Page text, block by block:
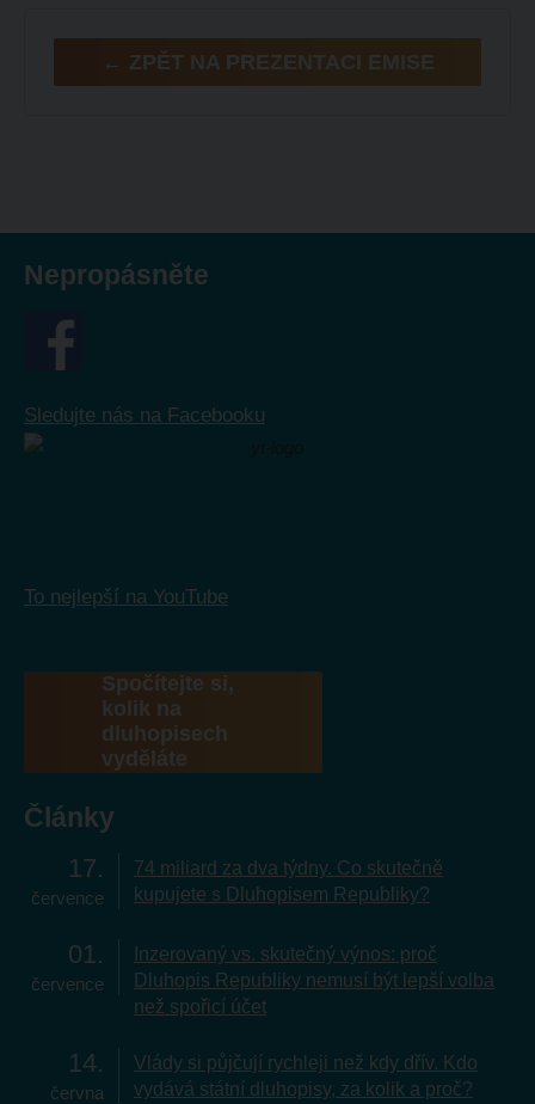
← ZPĚT NA PREZENTACI EMISE
Nepropásněte
Sledujte nás na Facebooku
To nejlepší na YouTube
Spočítejte si,
kolik na
dluhopisech
vyděláte
Články
17
července
74 miliard za dva týdny. Co skutečně
kupujete s Dluhopisem Republiky?
01
července
Inzerovaný vs. skutečný výnos: proč
Dluhopis Republiky nemusí být lepší volba
než spořicí účet
14
června
Vlády si půjčují rychleji než kdy dřív. Kdo
vydává státní dluhopisy, za kolik a proč?